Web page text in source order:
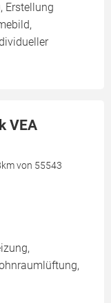
Erstellung
VEA
von 55543